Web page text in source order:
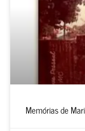
Memórias de